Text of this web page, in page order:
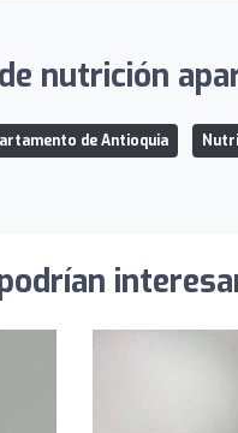
nutrición
de Antioquia